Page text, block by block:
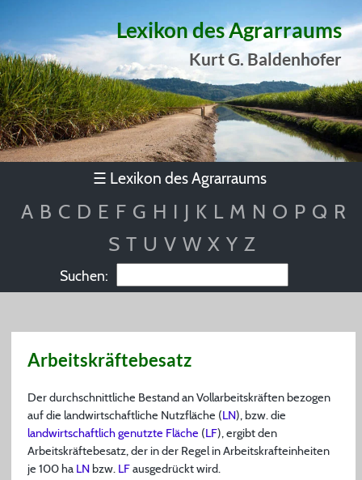
Lexikon des Agrarraums
Kurt G. Baldenhofer
☰ Lexikon des Agrarraums
A B C D E F G H I J K L M N O P Q R
S T U V W X Y Z
Suchen:
Arbeitskräftebesatz
Der durchschnittliche Bestand an Vollarbeitskräften bezogen
auf die landwirtschaftliche Nutzfläche (LN), bzw. die
landwirtschaftlich genutzte Fläche (LF), ergibt den
Arbeitskräftebesatz, der in der Regel in Arbeitskrafteinheiten
je 100 ha LNbzw. LFausgedrückt wird.